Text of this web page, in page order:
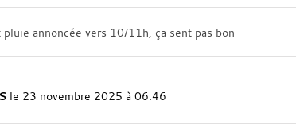
annoncée vers 10/11h, ça sent pas bon
le 23 novembre 2025 à 06:46